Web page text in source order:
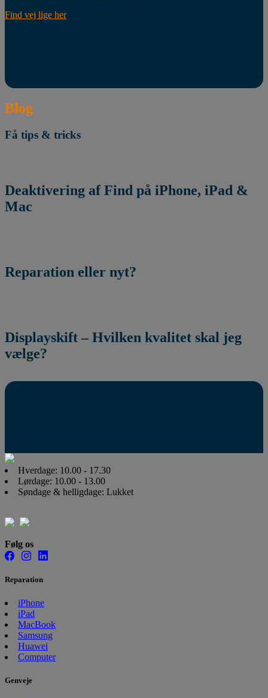
Find vej lige her
Blog
Få tips & tricks
Deaktivering af Find på iPhone, iPad &
Mac
Reparation eller nyt?
Displayskift – Hvilken kvalitet skal jeg
vælge?
Hverdage: 10.00 - 17.30
Lørdage: 10.00 - 13.00
Søndage & helligdage: Lukket
Følg os
Reparation
iPhone
iPad
MacBook
Samsung
Huawei
Computer
Genveje